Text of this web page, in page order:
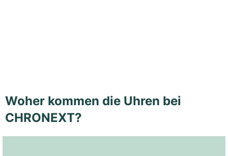
Woher kommen die Uhren bei
CHRONEXT?